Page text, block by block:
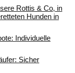
Rottis & Co, in
Hunden in
Individuelle
Sicher